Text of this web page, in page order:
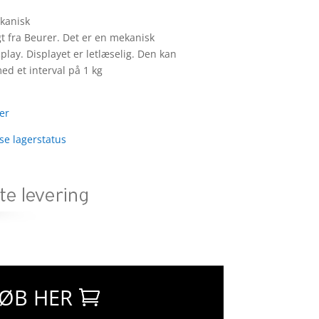
fra Beurer. Det er en mekanisk
Displayet er letlæselig. Den kan
et interval på 1 kg
lagerstatus
HER